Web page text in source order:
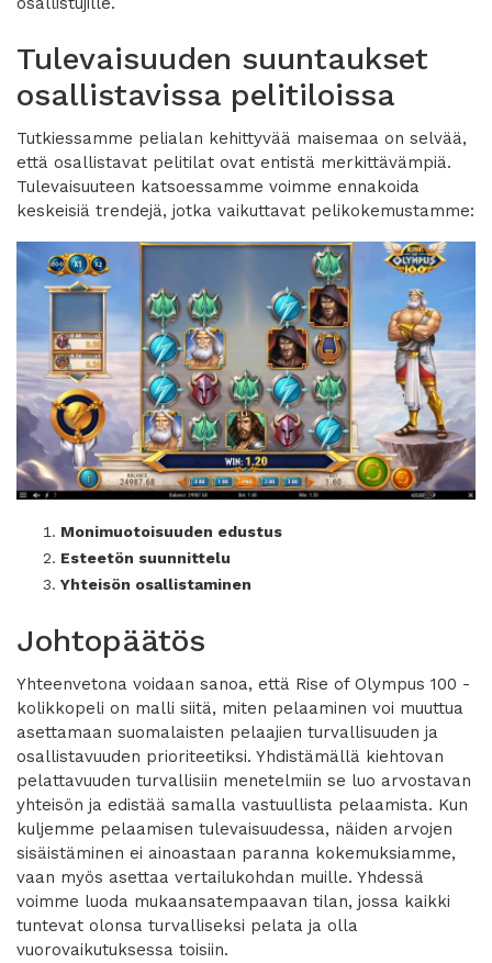
Tulevaisuuden suuntaukset
osallistavissa pelitiloissa
Tutkiessamme pelialan kehittyvää maisemaa on selvää,
että osallistavat pelitilat ovat entistä merkittävämpiä.
Tulevaisuuteen katsoessamme voimme ennakoida
keskeisiä trendejä, jotka vaikuttavat pelikokemustamme:
Monimuotoisuuden edustus
Esteetön suunnittelu
Yhteisön osallistaminen
Johtopäätös
Yhteenvetona voidaan sanoa, että Rise of Olympus 100 -
kolikkopeli on malli siitä, miten pelaaminen voi muuttua
asettamaan suomalaisten pelaajien turvallisuuden ja
osallistavuuden prioriteetiksi. Yhdistämällä kiehtovan
pelattavuuden turvallisiin menetelmiin se luo arvostavan
yhteisön ja edistää samalla vastuullista pelaamista. Kun
kuljemme pelaamisen tulevaisuudessa, näiden arvojen
sisäistäminen ei ainoastaan paranna kokemuksiamme,
vaan myös asettaa vertailukohdan muille. Yhdessä
voimme luoda mukaansatempaavan tilan, jossa kaikki
tuntevat olonsa turvalliseksi pelata ja olla
vuorovaikutuksessa toisiin.